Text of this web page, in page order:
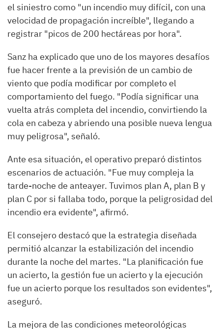
el siniestro como "un incendio muy difícil, con una
velocidad de propagación increíble", llegando a
registrar "picos de 200 hectáreas por hora".
Sanz ha explicado que uno de los mayores desafíos
fue hacer frente a la previsión de un cambio de
viento que podía modificar por completo el
comportamiento del fuego. "Podía significar una
vuelta atrás completa del incendio, convirtiendo la
cola en cabeza y abriendo una posible nueva lengua
muy peligrosa", señaló.
Ante esa situación, el operativo preparó distintos
escenarios de actuación. "Fue muy compleja la
tarde-noche de anteayer. Tuvimos plan A, plan B y
plan C por si fallaba todo, porque la peligrosidad del
incendio era evidente", afirmó.
El consejero destacó que la estrategia diseñada
permitió alcanzar la estabilización del incendio
durante la noche del martes. "La planificación fue
un acierto, la gestión fue un acierto y la ejecución
fue un acierto porque los resultados son evidentes",
aseguró.
La mejora de las condiciones meteorológicas